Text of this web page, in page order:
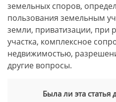
земельных споров,
пользования земельным
земли, приватизации, при
участка, комплексное
недвижимостью,
другие вопросы.
Была ли эта статья